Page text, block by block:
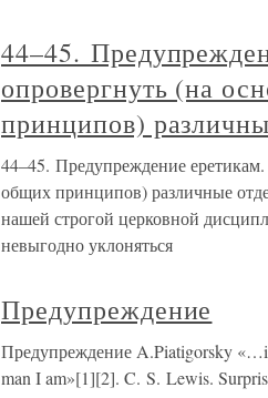
44–45.
опровергнуть (на
принципов)
44–45. Предупреждение
общих принципов) различные
нашей строгой церковной
невыгодно уклоняться
Предупреждение
Предупреждение A.Piatigorsky
man I am»[1][2]. C. S. Lewis.